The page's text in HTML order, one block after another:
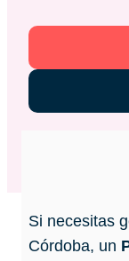
Si necesitas
Córdoba, un